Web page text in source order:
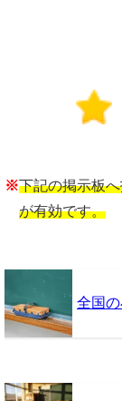
※下記の掲示板
が有効です。
全国